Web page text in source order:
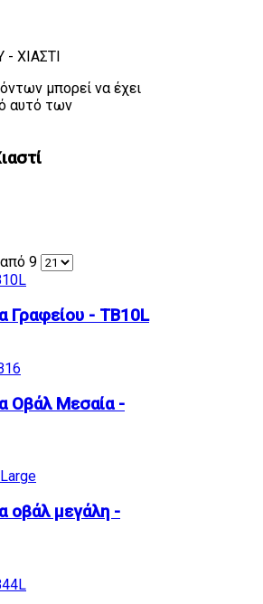
ΧΙΑΣΤΙ
μπορεί να έχει
αυτό των
9
Γραφείου - TB10L
Oβάλ Mεσαία -
οβάλ μεγάλη -